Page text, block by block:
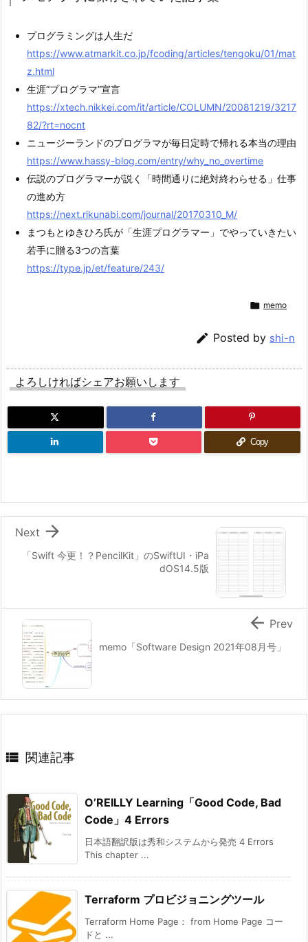
プログラミングは人生だ
https://www.atmarkit.co.jp/fcoding/articles/tengoku/01/mat
z.html
生涯“プログラマ”宣言
https://xtech.nikkei.com/it/article/COLUMN/20081219/3217
82/?rt=nocnt
ニュージーランドのプログラマが毎日定時で帰れる本当の理由
https://www.hassy-blog.com/entry/why_no_overtime
伝説のプログラマーが説く「時間通りに絶対終わらせる」仕事
の進め方
https://next.rikunabi.com/journal/20170310_M/
まつもとゆきひろ氏が「生涯プログラマー」でやっていきたい
若手に贈る3つの言葉
https://type.jp/et/feature/243/
 memo
 Posted by shi-n
よろしければシェアお願いします
Copy
「Swift 今更！？PencilKit」のSwiftUI・iPa
dOS14.5版

Next
memo「Software Design 2021年08月号」
 Prev
 関連記事
O’REILLY Learning「Good Code, Bad
Code」4 Errors
日本語翻訳版は秀和システムから発売 4 Errors
This chapter ...
Terraform プロビジョニングツール
Terraform Home Page： from Home Page コー
ドと ...